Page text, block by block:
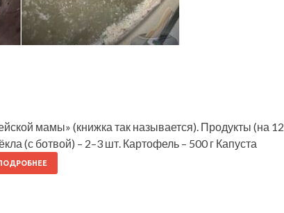
мамы» (книжка так называется). Продукты (на 12
(с ботвой) – 2–3 шт. Картофель – 500 г Капуста